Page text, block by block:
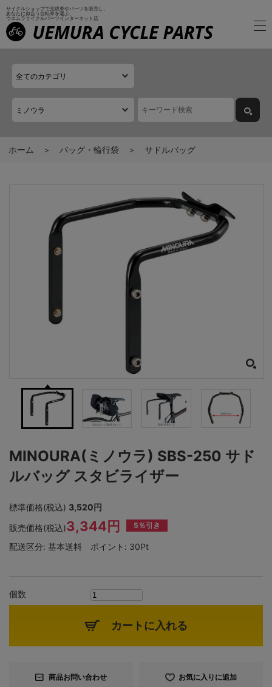
サイクルショップで完成車やパーツを販売し、
あなたに似合う自転車を選ぶ、
ウエムラサイクルパーツインターネット店
ホーム バッグ・輪行袋 サドルバッグ
MINOURA(ミノウラ) SBS-250 サド
ルバッグ スタビライザー
標準価格(税込) 3,520円
販売価格(税込)3,344円 5％引き
配送区分: 基本送料 ポイント: 30Pt
個数
カートに入れる
商品お問い合わせ お気に入りに追加